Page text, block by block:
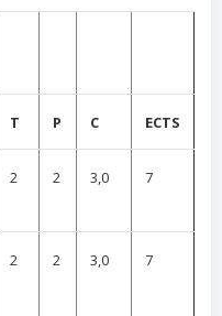
T P C ECTS
2 2 3,0 7
2 2 3,0 7